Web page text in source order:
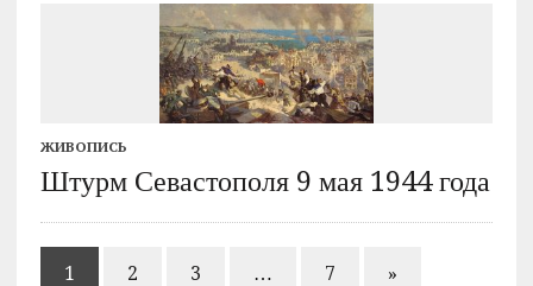
ЖИВОПИСЬ
Штурм Севастополя 9 мая 1944 года
1 2 3 … 7 »